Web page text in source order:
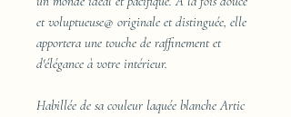
et voluptueuse@ originale et distinguée, elle
apportera une touche de raffinement et
d'élégance à votre intérieur.
Habillée de sa couleur laquée blanche Artic